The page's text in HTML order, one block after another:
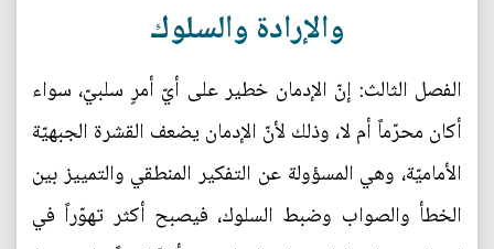
والإرادة والسلوك
الفصل الثالث: إنّ الإدمان خطير على أيّ أمرٍ سلبيّ، سواء
أكان محرّماً أم لا، وذلك لأنّ الإدمان يضعف القشرة الجبهيّة
الأماميّة، وهي المسؤولة عن التفكير المنطقي والتمييز بين
الخطأ والصواب وضبط السلوك، فيصبح أكثر تهوّراً في